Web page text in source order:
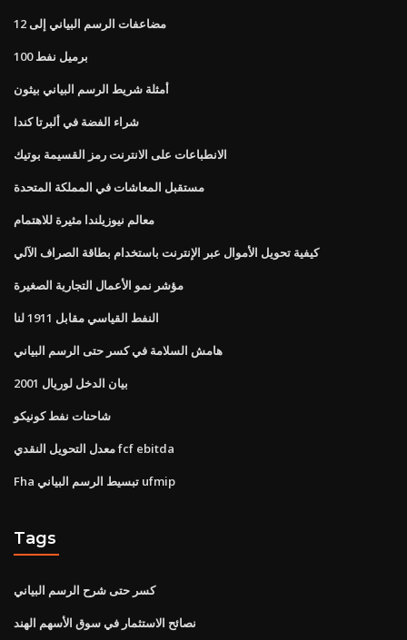
مضاعفات الرسم البياني إلى 12
100 برميل نفط
أمثلة شريط الرسم البياني بيثون
شراء الفضة في ألبرتا كندا
الانطباعات على الانترنت رمز القسيمة بوتيك
مستقبل المعاشات في المملكة المتحدة
معالم نيوزيلندا مثيرة للاهتمام
كيفية تحويل الأموال عبر الإنترنت باستخدام بطاقة الصراف الآلي
مؤشر نمو الأعمال التجارية الصغيرة
النفط القياسي مقابل 1911 لنا
هامش السلامة في كسر حتى الرسم البياني
بيان الدخل لوريال 2001
شاحنات نفط كونيكو
معدل التحويل النقدي fcf ebitda
Fha تبسيط الرسم البياني ufmip
Tags
كسر حتى شرح الرسم البياني
نصائح الاستثمار في سوق الأسهم الهند